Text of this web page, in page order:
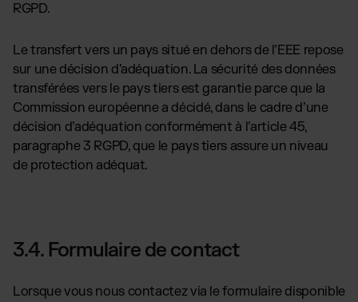
RGPD.
Le transfert vers un pays situé en dehors de l’EEE repose
sur une décision d’adéquation. La sécurité des données
transférées vers le pays tiers est garantie parce que la
Commission européenne a décidé, dans le cadre d’une
décision d’adéquation conformément à l’article 45,
paragraphe 3 RGPD, que le pays tiers assure un niveau
de protection adéquat.
3.4. Formulaire de contact
Lorsque vous nous contactez via le formulaire disponible